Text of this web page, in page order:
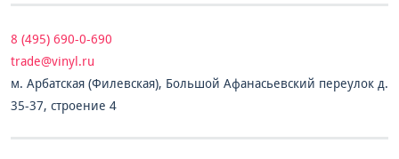
8 (495) 690-0-690
trade@vinyl.ru
м. Арбатская (Филевская), Большой Афанасьевский переулок д.
35-37, строение 4